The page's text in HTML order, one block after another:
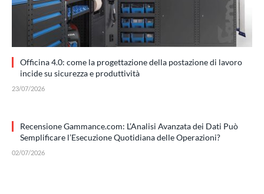
Officina 4.0: come la progettazione della postazione di lavoro
incide su sicurezza e produttività
23/07/2026
Recensione Gammance.com: L’Analisi Avanzata dei Dati Può
Semplificare l’Esecuzione Quotidiana delle Operazioni?
02/07/2026